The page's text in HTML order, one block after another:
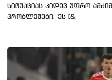
სიტუაციას კიდევ უფრო
პრობლემები. ეს [&